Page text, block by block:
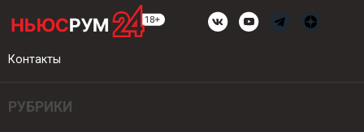
Контакты
РУБРИКИ